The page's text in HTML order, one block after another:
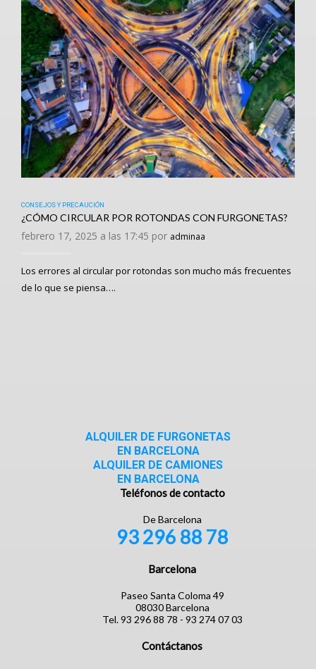
CONSEJOS Y PRECAUCIÓN
¿CÓMO CIRCULAR POR ROTONDAS CON FURGONETAS?
febrero 17, 2025 a las 17:45 por adminaa
Los errores al circular por rotondas son mucho más frecuentes
de lo que se piensa….
ALQUILER DE FURGONETAS
EN BARCELONA
ALQUILER DE CAMIONES
EN BARCELONA
Teléfonos de contacto
De Barcelona
93 296 88 78
Barcelona
Paseo Santa Coloma 49
08030 Barcelona
Tel. 93 296 88 78 - 93 274 07 03
Contáctanos